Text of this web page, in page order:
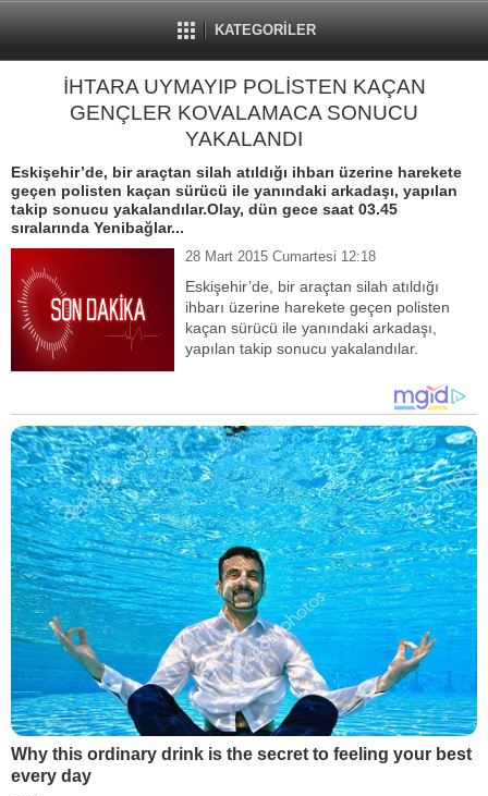
KATEGORİLER
İHTARA UYMAYIP POLİSTEN KAÇAN
GENÇLER KOVALAMACA SONUCU
YAKALANDI
Eskişehir’de, bir araçtan silah atıldığı ihbarı üzerine harekete
geçen polisten kaçan sürücü ile yanındaki arkadaşı, yapılan
takip sonucu yakalandılar.Olay, dün gece saat 03.45
sıralarında Yenibağlar...
28 Mart 2015 Cumartesi 12:18
Eskişehir’de, bir araçtan silah atıldığı
ihbarı üzerine harekete geçen polisten
kaçan sürücü ile yanındaki arkadaşı,
yapılan takip sonucu yakalandılar.